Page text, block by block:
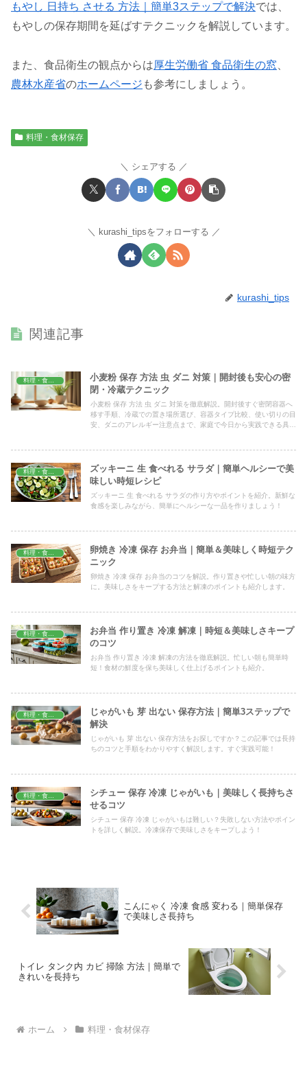
もやし 日持ち させる 方法｜簡単3ステップで解決では、
もやしの保存期間を延ばすテクニックを解説しています。
また、食品衛生の観点からは厚生労働省 食品衛生の窓
農林水産省のホームページ も参考にしましょう。
料理・食材保存
シェアする
kurashi_tipsをフォローする
kurashi_tips
関連記事
料理・食材保存
小麦粉 保存 方法 虫 ダニ 対策｜開封後も安心の密
閉・冷蔵テクニック
小麦粉 保存 方法 虫 ダニ 対策を徹底解説。開封後すぐ密閉容器へ
移す手順、冷蔵での置き場所選び、容器タイプ比較、使い切りの目
安、ダニのアレルギー注意点まで、家庭で今日から実践できる具体
料理・食材保存
ズッキーニ 生 食べれる サラダ｜簡単ヘルシーで美
味しい時短レシピ
ズッキーニ 生 食べれる サラダの作り方やポイントを紹介。新鮮な
食感を楽しみながら、簡単にヘルシーな一品を作りましょう！
料理・食材保存
卵焼き 冷凍 保存 お弁当｜簡単＆美味しく時短テク
ニック
卵焼き 冷凍 保存 お弁当のコツを解説。作り置きや忙しい朝の味方
に。美味しさをキープする方法と解凍のポイントも紹介します。
お弁当 作り置き 冷凍 解凍｜時短＆美味しさキープ
のコツ
お弁当 作り置き 冷凍 解凍の方法を徹底解説。忙しい朝も簡単時
短！食材の鮮度を保ち美味しく仕上げるポイントも紹介。
じゃがいも 芽 出ない 保存方法｜簡単3ステップで
解決
じゃがいも 芽 出ない 保存方法をお探しですか？この記事では長持
ちのコツと手順をわかりやすく解説します。すぐ実践可能！
シチュー 保存 冷凍 じゃがいも｜美味しく長持ちさ
せるコツ
シチュー 保存 冷凍 じゃがいもは難しい？失敗しない方法やポイン
トを詳しく解説。冷凍保存で美味しさをキープしよう！
こんにゃく 冷凍 食感 変わる｜簡単保存
で美味しさ長持ち
トイレ タンク内 カビ 掃除 方法｜簡単で
きれいを長持ち
ホーム 料理・食材保存